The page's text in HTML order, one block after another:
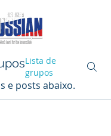
Lista de
grupos
e posts abaixo.